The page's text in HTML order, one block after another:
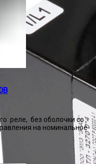
реле, без оболочки со
на номинальное